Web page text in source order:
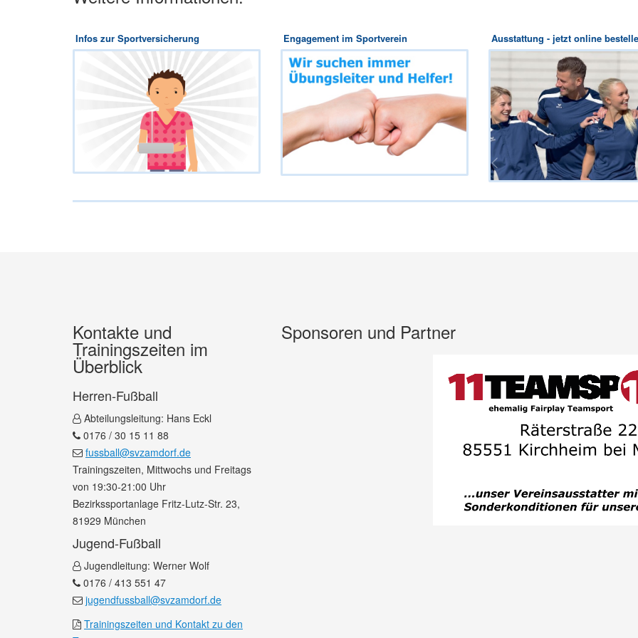
Infos zur Sportversicherung Engagement im Sportverein Ausstattung - jetzt online
Kontakte und
Trainingszeiten im
Überblick
Herren-Fußball
Abteilungsleitung: Hans Eckl
0176 / 30 15 11 88
fussball@svzamdorf.de
Trainingszeiten, Mittwochs und Freitags
von 19:30-21:00 Uhr
Bezirkssportanlage Fritz-Lutz-Str. 23,
81929 München
Jugend-Fußball
Jugendleitung: Werner Wolf
0176 / 413 551 47
jugendfussball@svzamdorf.de
Trainingszeiten und Kontakt zu den
Sponsoren und Partner